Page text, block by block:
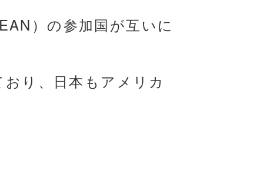
）の参加国が互いに
り、日本もアメリカ